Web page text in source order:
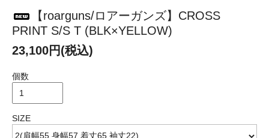
【roarguns/ロアーガンズ】CROSS
PRINT S/S T (BLK×YELLOW)
23,100円(税込)
個数
SIZE